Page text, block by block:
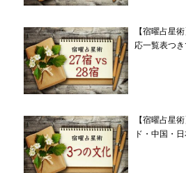
【宿曜占星
応一覧表つ
【宿曜占星
ド・中国・